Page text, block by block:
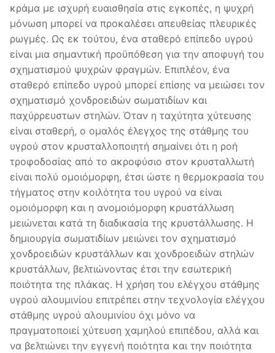
κράμα με ισχυρή ευαισθησία στις εγκοπές, η ψυχρή
μόνωση μπορεί να προκαλέσει απευθείας πλευρικές
ρωγμές. Ως εκ τούτου, ένα σταθερό επίπεδο υγρού
είναι μια σημαντική προϋπόθεση για την αποφυγή του
σχηματισμού ψυχρών φραγμών. Επιπλέον, ένα
σταθερό επίπεδο υγρού μπορεί επίσης να μειώσει τον
σχηματισμό χονδροειδών σωματιδίων και
παχύρρευστων στηλών. Όταν η ταχύτητα χύτευσης
είναι σταθερή, ο ομαλός έλεγχος της στάθμης του
υγρού στον κρυσταλλοποιητή σημαίνει ότι η ροή
τροφοδοσίας από το ακροφύσιο στον κρυσταλλωτή
είναι πολύ ομοιόμορφη, έτσι ώστε η θερμοκρασία του
τήγματος στην κοιλότητα του υγρού να είναι
ομοιόμορφη και η ανομοιόμορφη κρυστάλλωση
μειώνεται κατά τη διαδικασία της κρυστάλλωσης. Η
δημιουργία σωματιδίων μειώνει τον σχηματισμό
χονδροειδών κρυστάλλων και χονδροειδών στηλών
κρυστάλλων, βελτιώνοντας έτσι την εσωτερική
ποιότητα της πλάκας. Η χρήση του ελέγχου στάθμης
υγρού αλουμινίου επιτρέπει στην τεχνολογία ελέγχου
στάθμης υγρού αλουμινίου όχι μόνο να
πραγματοποιεί χύτευση χαμηλού επιπέδου, αλλά και
να βελτιώνει την εγγενή ποιότητα και την ποιότητα